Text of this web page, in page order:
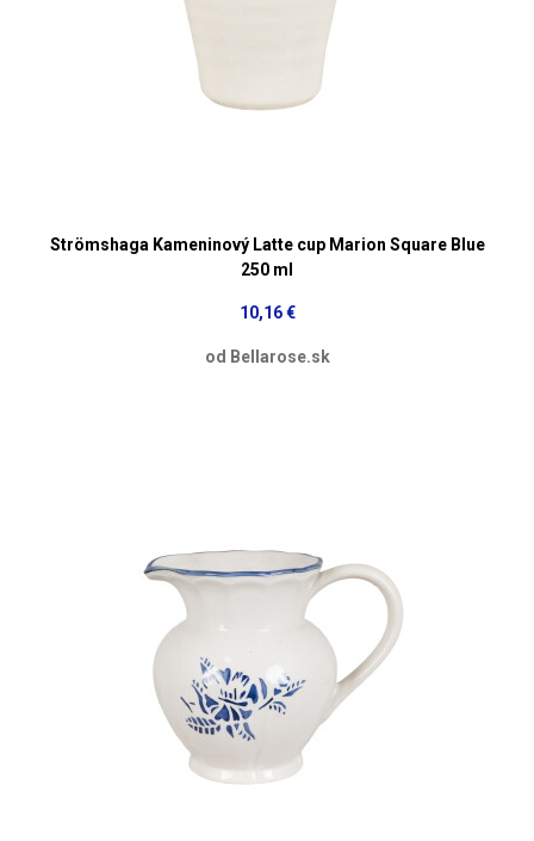
Strömshaga Kameninový Latte cup Marion Square Blue
250 ml
10,16 €
od Bellarose.sk